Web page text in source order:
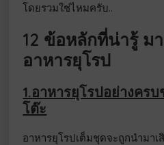
โดยรวมใช่ไหมครับ..
12 ข้อหลักที่น่ารู้ ม
อาหารยุโรป
1.อาหารยุโรปอย่างค
โต๊ะ
อาหารยุโรปเต็มชุดจะถูกนำมาเ